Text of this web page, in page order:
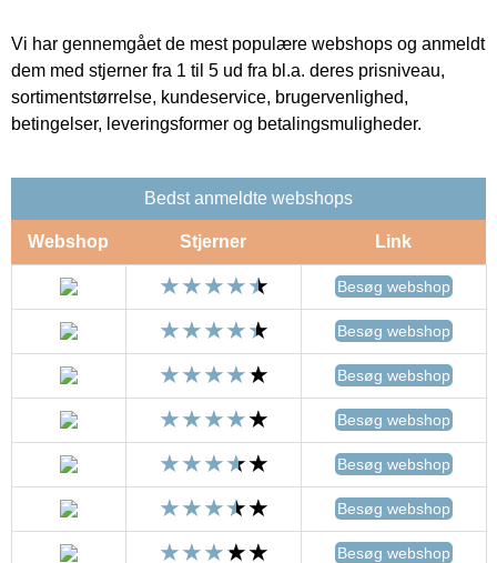
Vi har gennemgået de mest populære webshops og anmeldt
dem med stjerner fra 1 til 5 ud fra bl.a. deres prisniveau,
sortimentstørrelse, kundeservice, brugervenlighed,
betingelser, leveringsformer og betalingsmuligheder.
Bedst anmeldte webshops
Webshop Stjerner Link
Besøg webshop
Besøg webshop
Besøg webshop
Besøg webshop
Besøg webshop
Besøg webshop
Besøg webshop